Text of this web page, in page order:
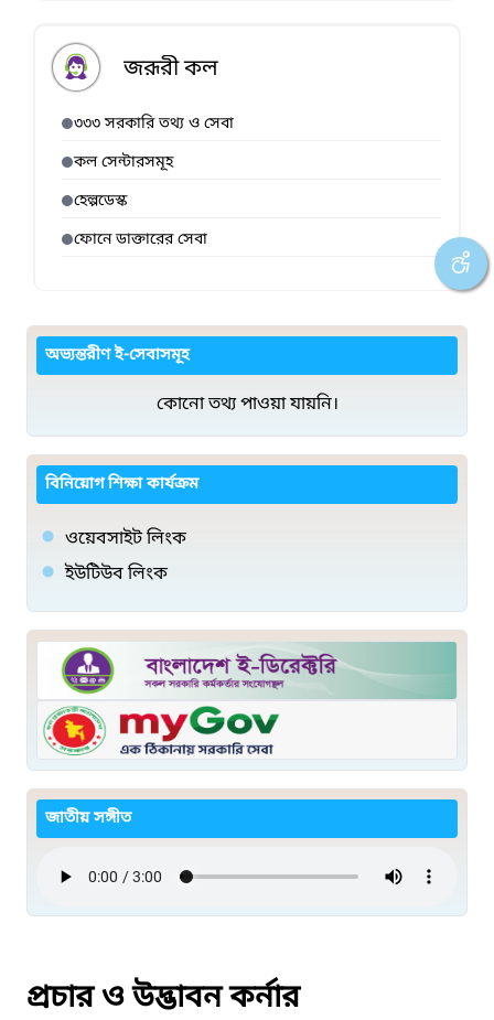
জরূরী কল
৩৩৩ সরকারি তথ্য ও সেবা
কল সেন্টারসমূহ
হেল্পডেস্ক
ফোনে ডাক্তারের সেবা
অভ্যন্তরীণ ই-সেবাসমূহ
কোনো তথ্য পাওয়া যায়নি।
বিনিয়োগ শিক্ষা কার্যক্রম
ওয়েবসাইট লিংক
ইউটিউব লিংক
জাতীয় সঙ্গীত
প্রচার ও উদ্ভাবন কর্নার